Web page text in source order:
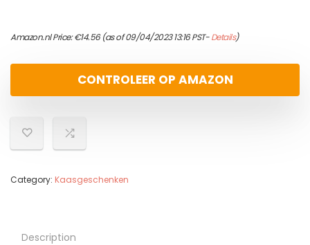
Amazon.nl Price:€14.56(as of 09/04/2023 13:16 PST-Details)
CONTROLEER OP AMAZON
Category: Kaasgeschenken
Description